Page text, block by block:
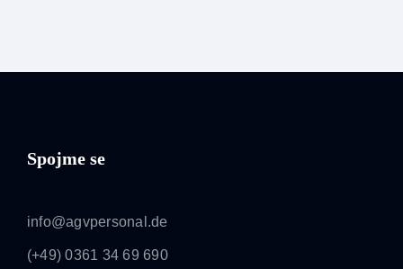
Spojme se
info@agvpersonal.de
(+49) 0361 34 69 690